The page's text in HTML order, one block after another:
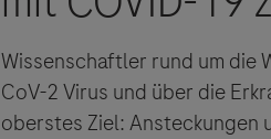
Wissenschaftler rund um die
CoV-2 Virus und über die
oberstes Ziel: Ansteckungen